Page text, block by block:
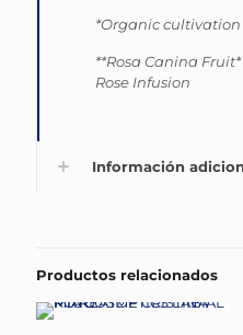
*Organic cultivation
**Rosa Canina
Rose Infusion
Información
Productos relacionados